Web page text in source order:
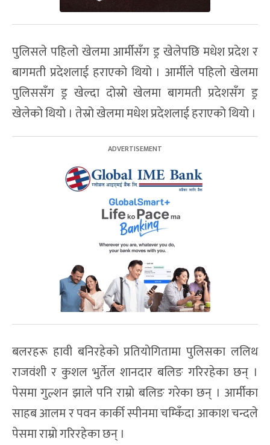
पुलिसले पहिलो खेलमा आर्मीसँग ड्र खेलेपछि मधेश प्रदेश र
बागमती प्रदेशलाई हराएको थियो । आर्मीले पहिलो खेलमा
पुलिससँग ड्र खेल्दा दोस्रो खेलमा बागमती प्रदेशसँग ड्र
खेलेको थियो । तेस्रो खेलमा मधेश प्रदेशलाई हराएको थियो ।
बलरहरू हावी बनिरहेको प्रतियोगितामा पुलिसका ललिथ
राजवंशी र कुशल भुर्तेल शानदार बलिङ गरिरहेका छन् ।
पेसमा गुल्शन झाले पनि राम्रो बलिङ गरेका छन् । आर्मीका
साहब आलम र पवन कार्की स्पीनमा चम्किँदा आकाश चन्दले
पेसमा राम्रो गरिरहेका छन् ।